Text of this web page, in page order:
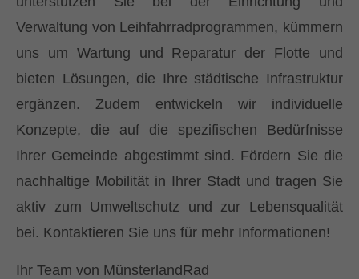
Verwaltung von Leihfahrradprogrammen, kümmern
uns um Wartung und Reparatur der Flotte und
bieten Lösungen, die Ihre städtische Infrastruktur
ergänzen. Zudem entwickeln wir individuelle
Konzepte, die auf die spezifischen Bedürfnisse
Ihrer Gemeinde abgestimmt sind. Fördern Sie die
nachhaltige Mobilität in Ihrer Stadt und tragen Sie
aktiv zum Umweltschutz und zur Lebensqualität
bei. Kontaktieren Sie uns für mehr Informationen!
Ihr Team von MünsterlandRad